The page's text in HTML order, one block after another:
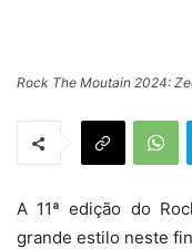
Rock The Moutain 2024:
A 11ª edição do
grande estilo neste